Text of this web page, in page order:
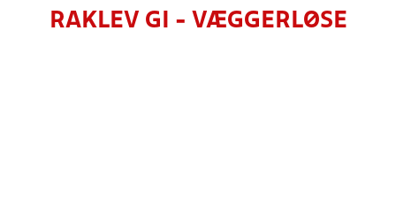
RAKLEV GI - VÆGGERLØSE